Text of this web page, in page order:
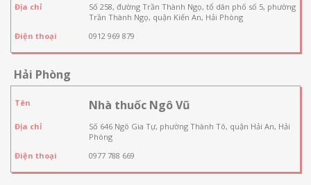
Địa chỉ
Số 258, đường Trần Thành Ngọ, tổ dân phố số 5, phường
Trần Thành Ngọ, quận Kiến An, Hải Phòng
Điện thoại
0912 969 879
Hải Phòng
Tên Nhà thuốc Ngô Vũ
Địa chỉ
Số 646 Ngô Gia Tự, phường Thành Tô, quận Hải An, Hải
Phòng
Điện thoại
0977 788 669